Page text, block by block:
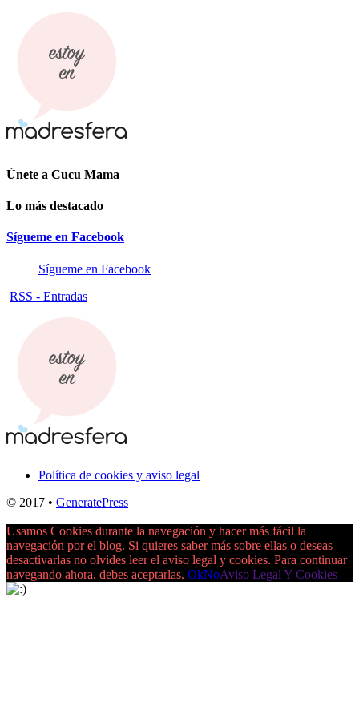
Únete a Cucu Mama
Lo más destacado
Sígueme en Facebook
Sígueme en Facebook
RSS - Entradas
Política de cookies y aviso legal
© 2017 • GeneratePress
Usamos Cookies durante la navegación y hacer más fácil la
navegación por el blog. Si quieres saber más sobre ellas o deseas
desactivarlas no olvides leer el aviso legal y cookies. Para continuar
navegando ahora, debes aceptarlas. OkNoAviso Legal Y Cookies